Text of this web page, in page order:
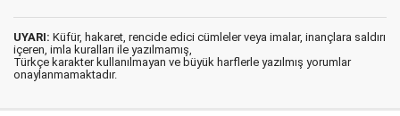
UYARI: Küfür, hakaret, rencide edici cümleler veya imalar, inançlara saldırı
içeren, imla kuralları ile yazılmamış,
Türkçe karakter kullanılmayan ve büyük harflerle yazılmış yorumlar
onaylanmamaktadır.